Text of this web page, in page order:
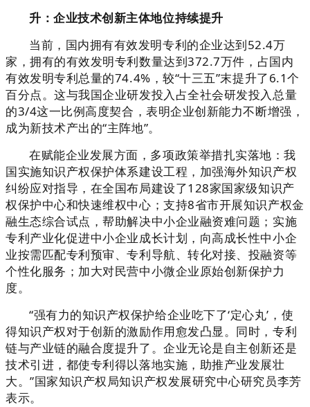
升：企业技术创新主体地位持续提升
当前，国内拥有有效发明专利的企业达到52.4万
家，拥有的有效发明专利数量达到372.7万件，占国内
有效发明专利总量的74.4%，较“十三五”末提升了6.1个
百分点。这与我国企业研发投入占全社会研发投入总量
的3/4这一比例高度契合，表明企业创新能力不断增强，
成为新技术产出的“主阵地”。
在赋能企业发展方面，多项政策举措扎实落地：我
国实施知识产权保护体系建设工程，加强海外知识产权
纠纷应对指导，在全国布局建设了128家国家级知识产
权保护中心和快速维权中心；支持8省市开展知识产权金
融生态综合试点，帮助解决中小企业融资难问题；实施
专利产业化促进中小企业成长计划，向高成长性中小企
业按需匹配专利预审、专利导航、转化对接、投融资等
个性化服务；加大对民营中小微企业原始创新保护力
度。
“强有力的知识产权保护给企业吃下了‘定心丸’，使
得知识产权对于创新的激励作用愈发凸显。同时，专利
链与产业链的融合度提升了。企业无论是自主创新还是
技术引进，都使专利得以落地实施，助推产业发展壮
大。”国家知识产权局知识产权发展研究中心研究员李芳
表示。